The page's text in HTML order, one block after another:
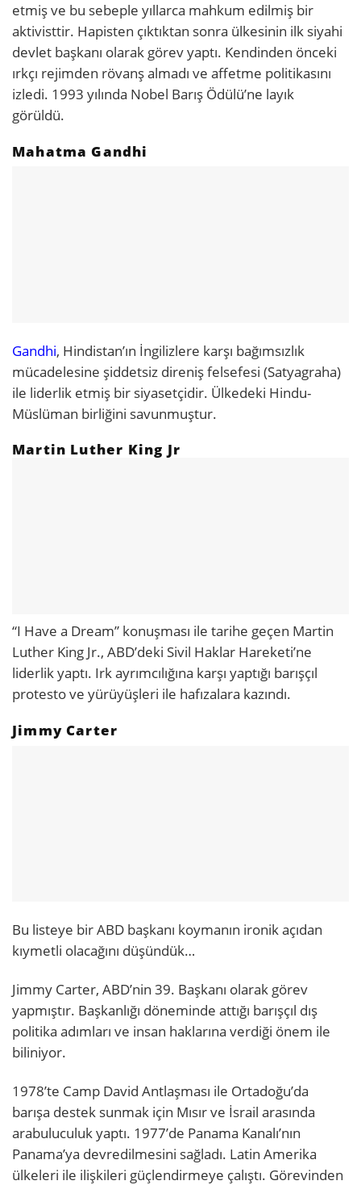
etmiş ve bu sebeple yıllarca mahkum edilmiş bir
aktivisttir. Hapisten çıktıktan sonra ülkesinin ilk siyahi
devlet başkanı olarak görev yaptı. Kendinden önceki
ırkçı rejimden rövanş almadı ve affetme politikasını
izledi. 1993 yılında Nobel Barış Ödülü’ne layık
görüldü.
Mahatma Gandhi
Gandhi, Hindistan’ın İngilizlere karşı bağımsızlık
mücadelesine şiddetsiz direniş felsefesi (Satyagraha)
ile liderlik etmiş bir siyasetçidir. Ülkedeki Hindu-
Müslüman birliğini savunmuştur.
Martin Luther King Jr
“I Have a Dream” konuşması ile tarihe geçen Martin
Luther King Jr., ABD’deki Sivil Haklar Hareketi’ne
liderlik yaptı. Irk ayrımcılığına karşı yaptığı barışçıl
protesto ve yürüyüşleri ile hafızalara kazındı.
Jimmy Carter
Bu listeye bir ABD başkanı koymanın ironik açıdan
kıymetli olacağını düşündük…
Jimmy Carter, ABD’nin 39. Başkanı olarak görev
yapmıştır. Başkanlığı döneminde attığı barışçıl dış
politika adımları ve insan haklarına verdiği önem ile
biliniyor.
1978’te Camp David Antlaşması ile Ortadoğu’da
barışa destek sunmak için Mısır ve İsrail arasında
arabuluculuk yaptı. 1977’de Panama Kanalı’nın
Panama’ya devredilmesini sağladı. Latin Amerika
ülkeleri ile ilişkileri güçlendirmeye çalıştı. Görevinden